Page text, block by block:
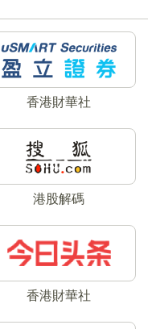
香港財華社
港股解碼
香港財華社